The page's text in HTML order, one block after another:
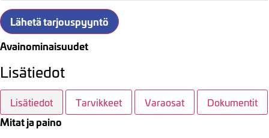
Lähetä tarjouspyyntö
Avainominaisuudet
Lisätiedot
Lisätiedot Tarvikkeet Varaosat Dokumentit
Mitat ja paino